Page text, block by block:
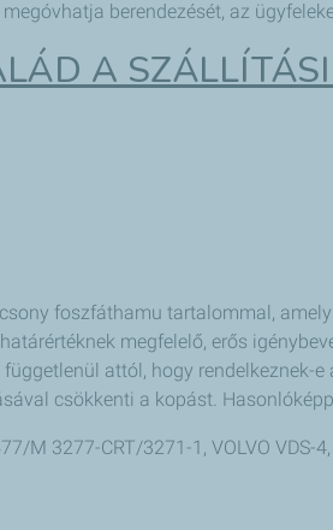
berendezését, az
A
foszfáthamu tartalommal,
megfelelő, erős
attól, hogy rendelkeznek-e
csökkenti a kopást.
M 3277-CRT/3271-1, VOLVO VDS-